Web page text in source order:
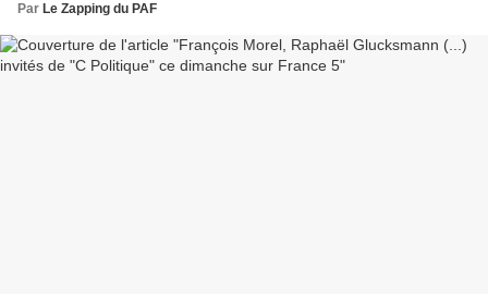
Par Le Zapping du PAF